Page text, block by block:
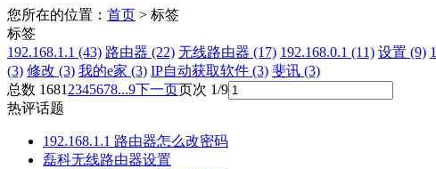
您所在的位置： 首页 > 标签
标签
192.168.1.1 (43) 路由器 (22) 无线路由器 (17) 192.168.0.1 (11) 设置 (9)
(3) 修改 (3) 我的e家 (3) IP自动获取软件 (3) 斐讯 (3)
总数 1681 2345678...9下一页页次 1/9
热评话题
192.168.1.1 路由器怎么改密码
磊科无线路由器设置